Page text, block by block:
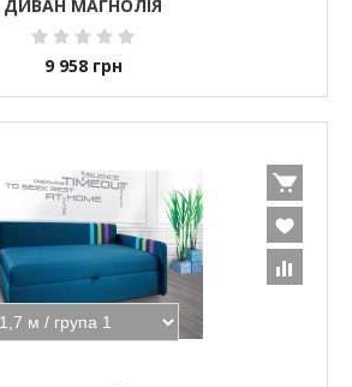
ДИВАН МАГНОЛІЯ
9 958 грн